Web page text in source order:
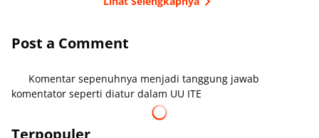
Post a Comment
Komentar sepenuhnya menjadi tanggung jawab
komentator seperti diatur dalam UU ITE
Terpopuler